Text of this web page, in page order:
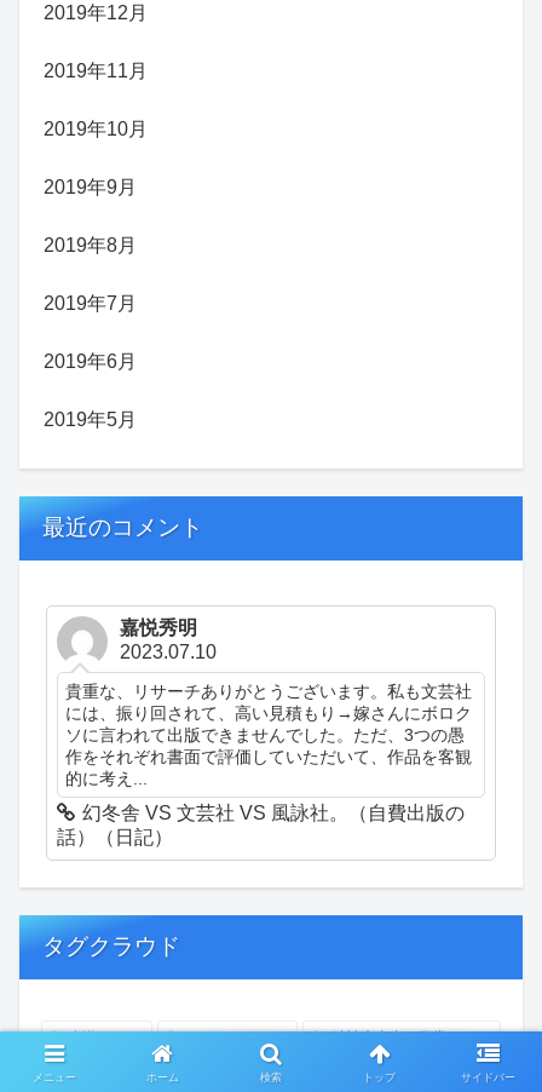
2019年12月
2019年11月
2019年10月
2019年9月
2019年8月
2019年7月
2019年6月
2019年5月
最近のコメント
嘉悦秀明
2023.07.10
貴重な、リサーチありがとうございます。私も文芸社
には、振り回されて、高い見積もり→嫁さんにボロク
ソに言われて出版できませんでした。ただ、3つの愚
作をそれぞれ書面で評価していただいて、作品を客観
的に考え...
幻冬舎 VS 文芸社 VS 風詠社。（自費出版の
話）（日記）
タグクラウド
創作 おぎゃあ 精神病患者の日常
ちょっと頭冷やそうか 一回休み ついカッとなった
メニュー ホーム 検索 トップ サイドバー